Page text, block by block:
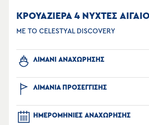
ΚΡΟΥΑΖΙΕΡΑ 4 ΝΥΧΤΕΣ
ΜΕ ΤΟ CELESTYAL DISCOVERY
ΛΙΜΑΝΙ ΑΝΑΧΩΡΗΣΗΣ
ΛΙΜΑΝΙΑ ΠΡΟΣΕΓΓΙΣΗΣ
ΗΜΕΡΟΜΗΝΙΕΣ ΑΝΑΧΩΡΗΣΗΣ